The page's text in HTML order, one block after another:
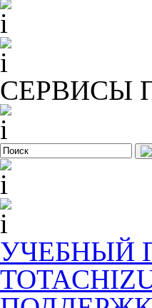
СЕРВИСЫ
УЧЕБНЫЙ